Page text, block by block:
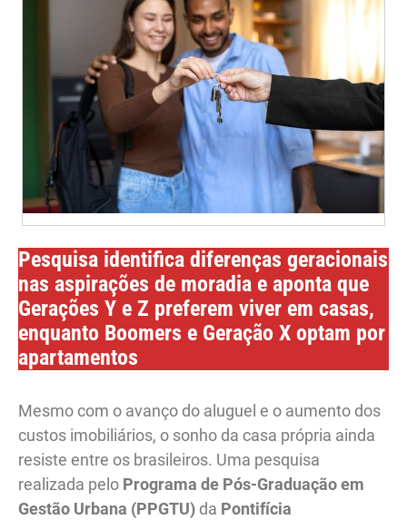
Pesquisa identifica diferenças geracionais
nas aspirações de moradia e aponta que
Gerações Y e Z preferem viver em casas,
enquanto Boomers e Geração X optam por
apartamentos
Mesmo com o avanço do aluguel e o aumento dos
custos imobiliários, o sonho da casa própria ainda
resiste entre os brasileiros. Uma pesquisa
realizada pelo Programa de Pós-Graduação em
Gestão Urbana (PPGTU) da Pontifícia